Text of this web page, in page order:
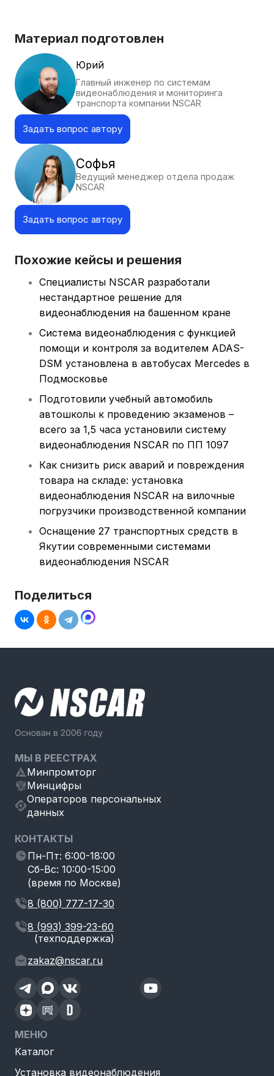
Материал подготовлен
Юрий
Главный инженер по системам
видеонаблюдения и мониторинга
транспорта компании NSCAR
Задать вопрос автору
Софья
Ведущий менеджер отдела продаж
NSCAR
Задать вопрос автору
Похожие кейсы и решения
Специалисты NSCAR разработали
нестандартное решение для
видеонаблюдения на башенном кране
Система видеонаблюдения с функцией
помощи и контроля за водителем ADAS-
DSM установлена в автобусах Mercedes в
Подмосковье
Подготовили учебный автомобиль
автошколы к проведению экзаменов –
всего за 1,5 часа установили систему
видеонаблюдения NSCAR по ПП 1097
Как снизить риск аварий и повреждения
товара на складе: установка
видеонаблюдения NSCAR на вилочные
погрузчики производственной компании
Оснащение 27 транспортных средств в
Якутии современными системами
видеонаблюдения NSCAR
Поделиться
МЫ В РЕЕСТРАХ
Минпромторг
Минцифры
Операторов персональных
данных
КОНТАКТЫ
Пн-Пт: 6:00-18:00
Сб-Вс: 10:00-15:00
(время по Москве)
8 (800) 777-17-30
8 (993) 399-23-60
(техподдержка)
zakaz@nscar.ru
МЕНЮ
Каталог
Установка видеонаблюдения